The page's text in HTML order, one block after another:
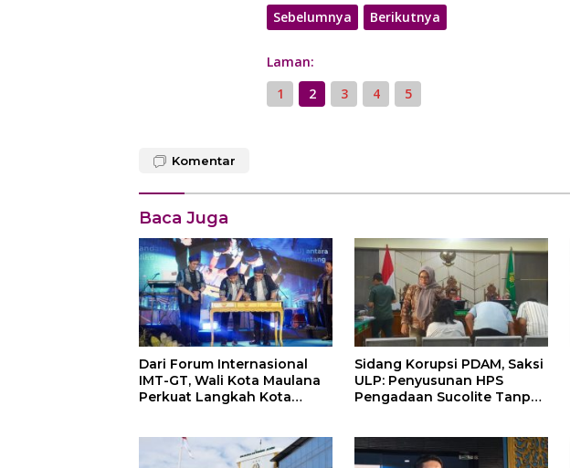
Sebelumnya Berikutnya
Laman:
1
2 3 4 5
Komentar
Baca Juga
Dari Forum Internasional
IMT-GT, Wali Kota Maulana
Perkuat Langkah Kota
Sidang Korupsi PDAM, Saksi
ULP: Penyusunan HPS
Pengadaan Sucolite Tanpa